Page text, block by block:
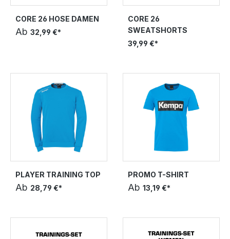
CORE 26 HOSE DAMEN
Ab 32,99 €*
CORE 26
SWEATSHORTS
39,99 €*
PLAYER TRAINING TOP
Ab 28,79 €*
PROMO T-SHIRT
Ab 13,19 €*